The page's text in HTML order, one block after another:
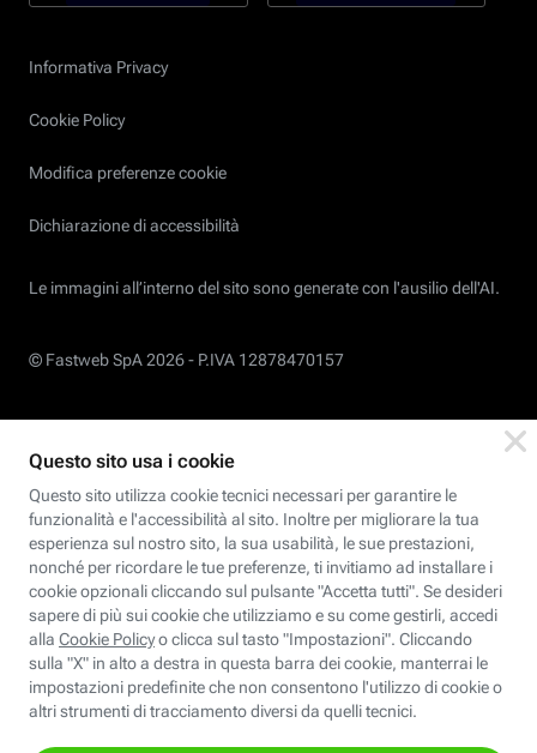
Informativa Privacy
Cookie Policy
Modifica preferenze cookie
Dichiarazione di accessibilità
Le immagini all’interno del sito sono generate con l'ausilio dell'AI.
© Fastweb SpA 2026 - P.IVA 12878470157